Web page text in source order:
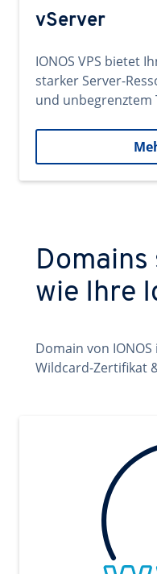
vServer
IONOS VPS bietet
starker Server-
und unbegrenztem
wie Ihre
Domain von IONOS
Wildcard-Zertifikat